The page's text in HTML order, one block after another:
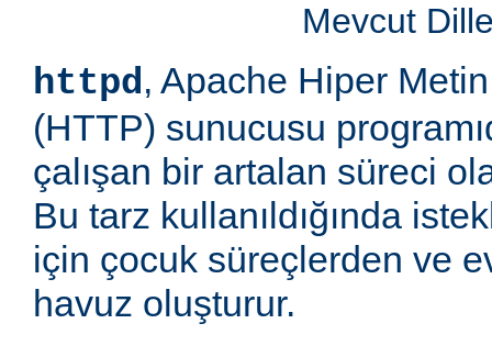
Mevcut
httpd, Apache Hiper
(HTTP) sunucusu
çalışan bir artalan süreci
Bu tarz kullanıldığında
için çocuk süreçlerden ve
havuz oluşturur.